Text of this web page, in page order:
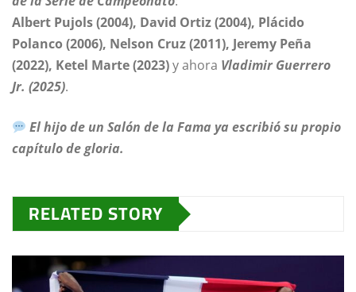
Albert Pujols (2004), David Ortiz (2004), Plácido
Polanco (2006), Nelson Cruz (2011), Jeremy Peña
(2022), Ketel Marte (2023)y ahora Vladimir Guerrero
Jr. (2025).
El hijo de un Salón de la Fama ya escribió su propio
capítulo de gloria.
RELATED STORY